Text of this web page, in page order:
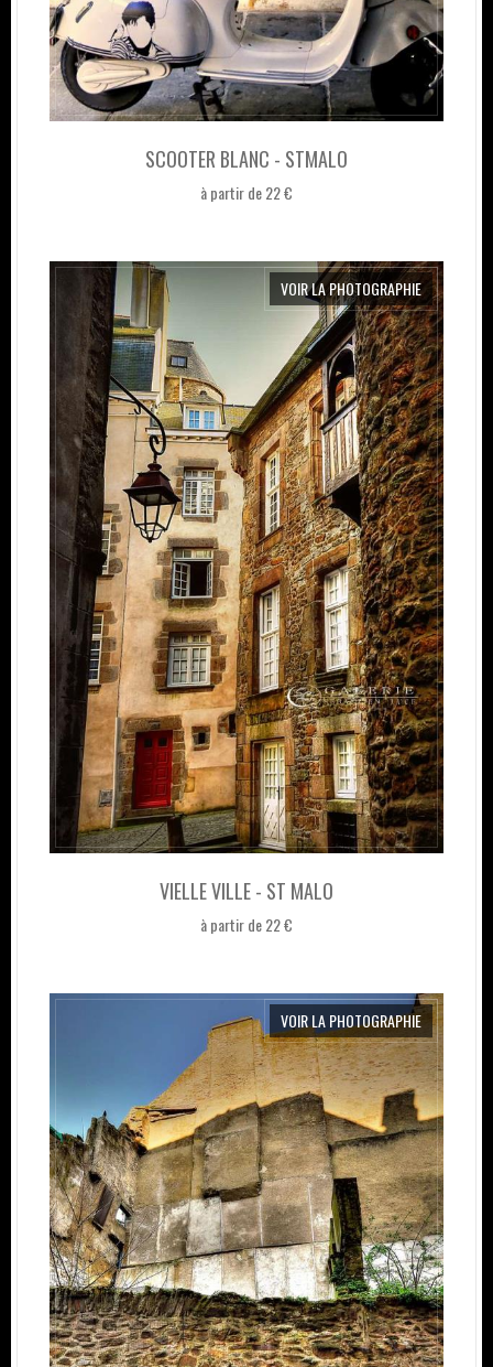
SCOOTER BLANC - STMALO
à partir de 22 €
VIELLE VILLE - ST MALO
à partir de 22 €
VOIR LA PHOTOGRAPHIE
VOIR LA PHOTOGRAPHIE